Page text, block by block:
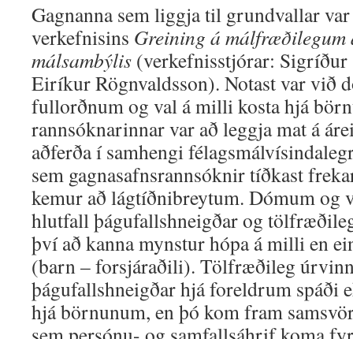
Gagnanna sem liggja til grundvallar
verkefnisins Greining á
málsambýlis (verkefnisstjórar:
Eiríkur Rögnvaldsson). Notast var við
fullorðnum og val á milli kosta hjá
rannsóknarinnar var að leggja mat á
aðferða í samhengi
sem gagnasafnsrannsóknir tíðkast
kemur að lágtíðnibreytum. Dómum og
hlutfall þágufallshneigðar og
því að kanna mynstur hópa á milli en
(barn – forsjáraðili). Tölfræðileg
þágufallshneigðar hjá foreldrum
hjá börnunum, en þó kom fram